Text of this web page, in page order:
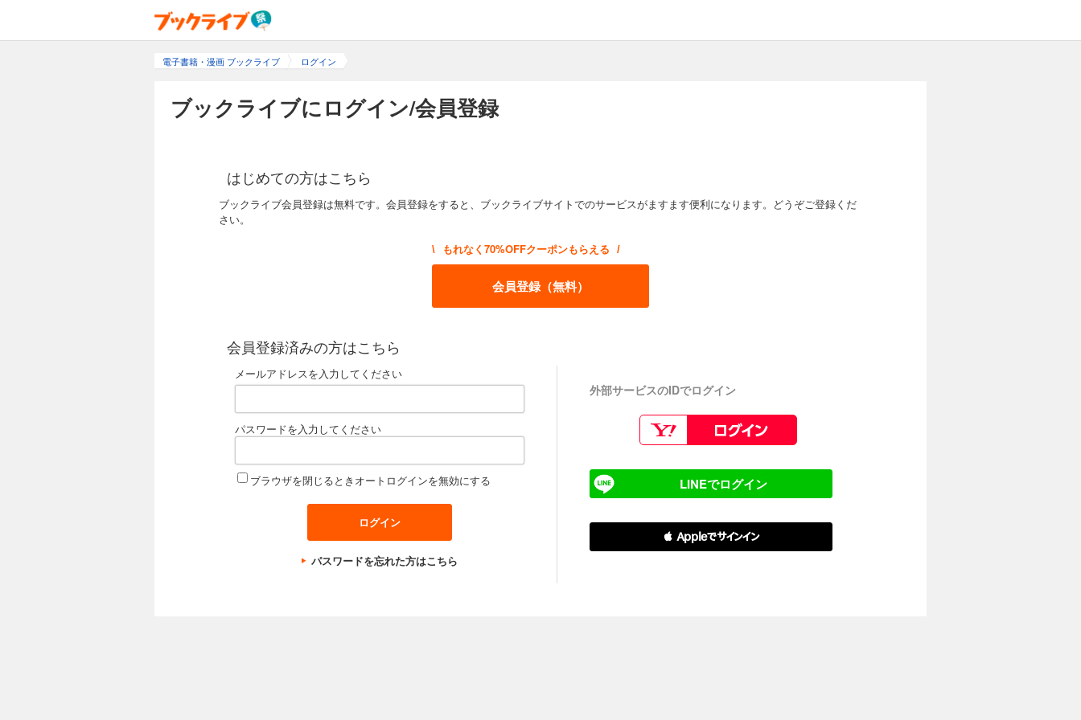
電子書籍・漫画 ブックライブ ログイン
ブックライブにログイン/会員登録
はじめての方はこちら
ブックライブ会員登録は無料です。会員登録をすると、ブックライブサイトでのサービスがますます便利になります。どうぞご登録くだ
さい。
\ もれなく70%OFFクーポンもらえる /
会員登録（無料）
会員登録済みの方はこちら
メールアドレスを入力してください
パスワードを入力してください
ブラウザを閉じるときオートログインを無効にする
パスワードを忘れた方はこちら
外部サービスのIDでログイン
LINEでログイン
 Appleでサインイン